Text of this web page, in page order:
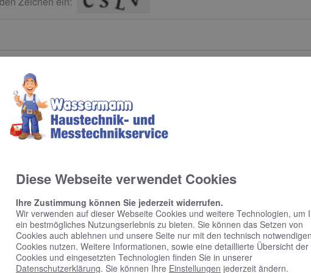
Diese Webseite verwendet Cookies
Ihre Zustimmung können Sie jederzeit widerrufen.
Wir verwenden auf dieser Webseite Cookies und weitere Technologien, um
ein bestmögliches Nutzungserlebnis zu bieten. Sie können das Setzen von
Cookies auch ablehnen und unsere Seite nur mit den technisch notwendigen
Cookies nutzen. Weitere Informationen, sowie eine detaillierte Übersicht der
Cookies und eingesetzten Technologien finden Sie in unserer
Datenschutzerklärung. Sie können Ihre Einstellungen jederzeit ändern.